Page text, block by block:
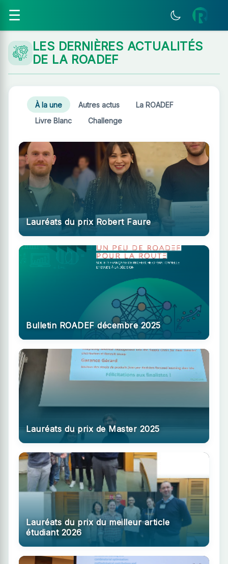
☰
ROADEF — Société
LES DERNIÈRES ACTUALITÉS
DE LA ROADEF
À la une Autres actus
La ROADEF
Livre Blanc
Challenge
Lauréats du prix Robert Faure
Bulletin ROADEF décembre 2025
Lauréats du prix de Master 2025
Lauréats du prix du meilleur article
étudiant 2026